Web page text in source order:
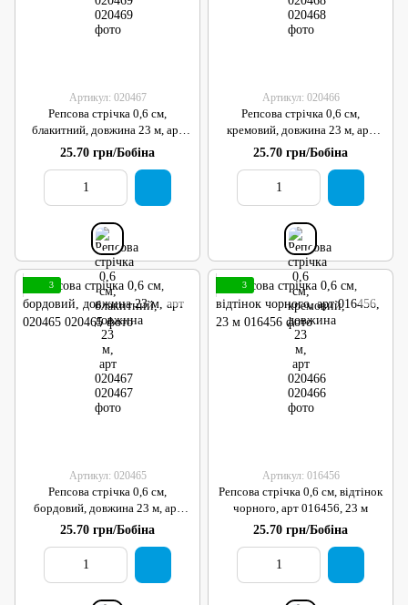
Артикул: 020467
Репсова стрічка 0,6 см,
блакитний, довжина 23 м, арт
020467
25.70 грн/Бобіна
Артикул: 020466
Репсова стрічка 0,6 см,
кремовий, довжина 23 м, арт
020466
25.70 грн/Бобіна
3
Артикул: 020465
Репсова стрічка 0,6 см,
бордовий, довжина 23 м, арт
020465
25.70 грн/Бобіна
3
Артикул: 016456
Репсова стрічка 0,6 см, відтінок
чорного, арт 016456, 23 м
25.70 грн/Бобіна